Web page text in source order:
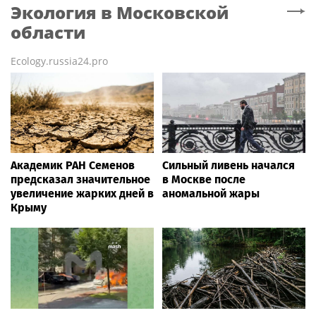
Экология в Московской
области
Ecology.russia24.pro
Академик РАН Семенов
предсказал значительное
увеличение жарких дней в
Крыму
Сильный ливень начался
в Москве после
аномальной жары